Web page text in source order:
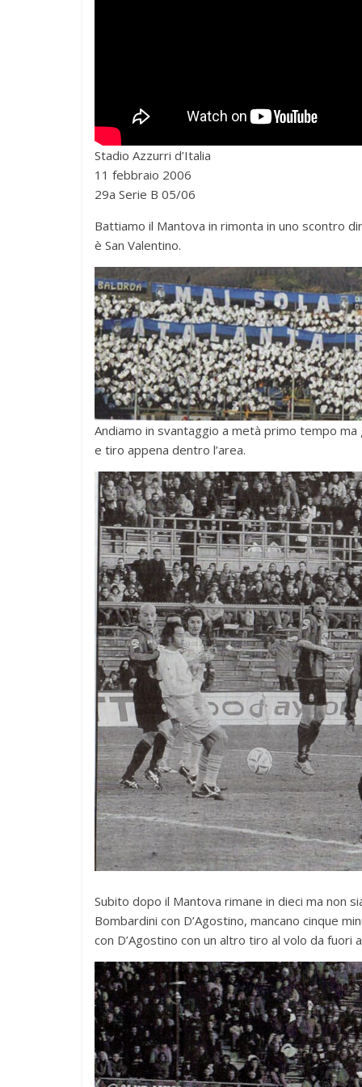
Stadio Azzurri d’Italia
11 febbraio 2006
29a Serie B 05/06
Battiamo il Mantova in rimonta in uno scontro
è San Valentino.
Andiamo in svantaggio a metà primo tempo
e tiro appena dentro l’area.
Subito dopo il Mantova rimane in dieci ma non
Bombardini con D’Agostino, mancano cinque
con D’Agostino con un altro tiro al volo da fuori